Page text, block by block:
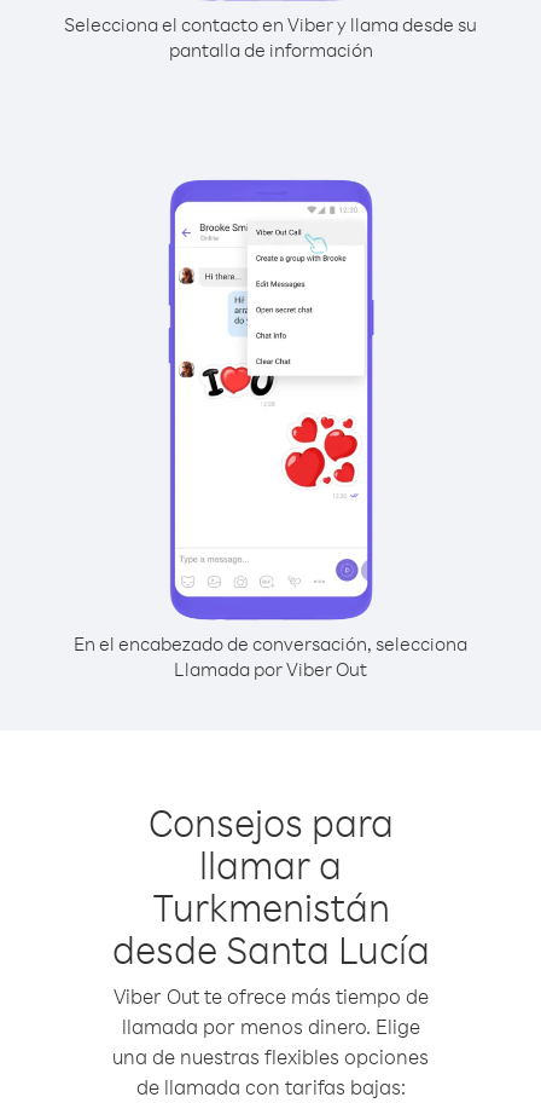
Selecciona el contacto en Viber y llama desde su
pantalla de información
En el encabezado de conversación, selecciona
Llamada por Viber Out
Consejos para
llamar a
Turkmenistán
desde Santa Lucía
Viber Out te ofrece más tiempo de
llamada por menos dinero. Elige
una de nuestras flexibles opciones
de llamada con tarifas bajas: